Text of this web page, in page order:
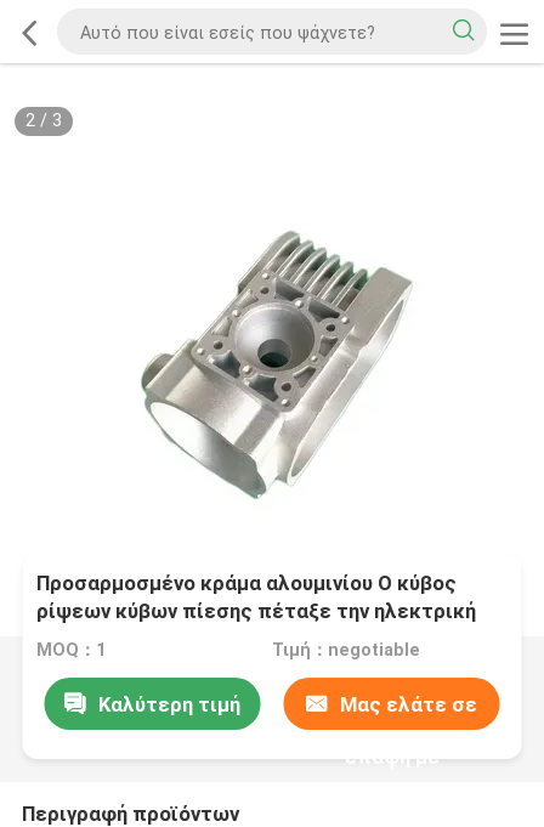
2/ 3
Προσαρμοσμένο κράμα αλουμινίου Ο κύβος
ρίψεων κύβων πίεσης πέταξε την ηλεκτρική
κατοικία ενεργοποιητών
MOQ：1 Τιμή：negotiable
Καλύτερη τιμή Μας ελάτε σε
επαφή με
Περιγραφή προϊόντων